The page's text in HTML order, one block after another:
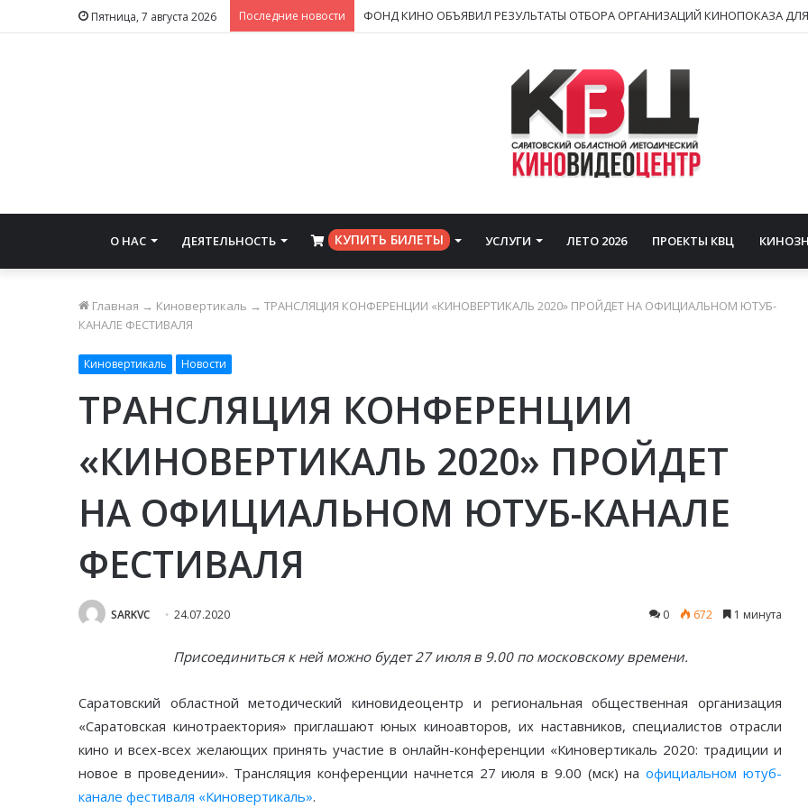
Пятница, 7 августа 2026 Последние новости
О НАС ДЕЯТЕЛЬНОСТЬ ⠀КУПИТЬ БИЛЕТЫ УСЛУГИ ЛЕТО 2026 ПРОЕКТЫ КВЦ
Главная → Киновертикаль → ТРАНСЛЯЦИЯ КОНФЕРЕНЦИИ «КИНОВЕРТИКАЛЬ 2020» ПРОЙДЕТ НА ОФИЦИАЛЬНОМ ЮТУБ-
КАНАЛЕ ФЕСТИВАЛЯ
Киновертикаль Новости
ТРАНСЛЯЦИЯ КОНФЕРЕНЦИИ
«КИНОВЕРТИКАЛЬ 2020» ПРОЙДЕТ
НА ОФИЦИАЛЬНОМ ЮТУБ-КАНАЛЕ
ФЕСТИВАЛЯ
SARKVC 24.07.2020 0 672 1 минута
Присоединиться к ней можно будет 27 июля в 9.00 по московскому времени.
Саратовский областной методический киновидеоцентр и региональная общественная организация
«Саратовская кинотраектория» приглашают юных киноавторов, их наставников, специалистов отрасли
кино и всех-всех желающих принять участие в онлайн-конференции «Киновертикаль 2020: традиции и
новое в проведении». Трансляция конференции начнется 27 июля в 9.00 (мск) наофициальном ютуб-
канале фестиваля «Киновертикаль».